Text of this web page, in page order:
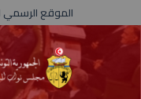
الموقع